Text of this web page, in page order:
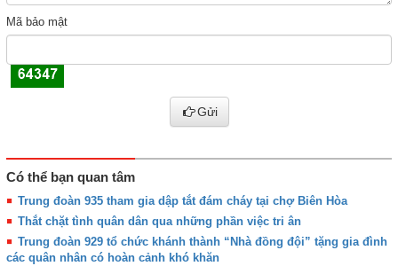
Mã bảo mật
Gửi
Có thể bạn quan tâm
Trung đoàn 935 tham gia dập tắt đám cháy tại chợ Biên Hòa
Thắt chặt tình quân dân qua những phần việc tri ân
Trung đoàn 929 tổ chức khánh thành “Nhà đồng đội” tặng gia đình
các quân nhân có hoàn cảnh khó khăn